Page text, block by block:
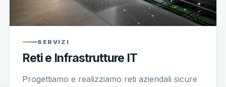
SERVIZI
Reti e Infrastrutture IT
Progettiamo e realizziamo reti aziendali sicure